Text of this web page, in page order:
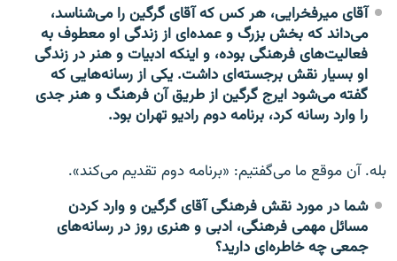
آقای میرفخرایی، هر کس که آقای گرگین را می‌شناسد،
می‌داند که بخش بزرگ و عمده‌ای از زندگی او معطوف به
فعالیت‌های فرهنگی بوده، و اینکه ادبیات و هنر در زندگی
او بسیار نقش برجسته‌ای داشت. یکی از رسانه‌هایی که
گفته می‌شود ایرج گرگین از طریق آن فرهنگ و هنر جدی
را وارد رسانه کرد، برنامه دوم رادیو تهران بود.
بله. آن موقع ما می‌گفتیم: «برنامه دوم تقدیم می‌کند».
شما در مورد نقش فرهنگی آقای گرگین و وارد کردن
مسائل مهمی فرهنگی، ادبی و هنری روز در رسانه‌های
جمعی چه خاطره‌ای دارید؟